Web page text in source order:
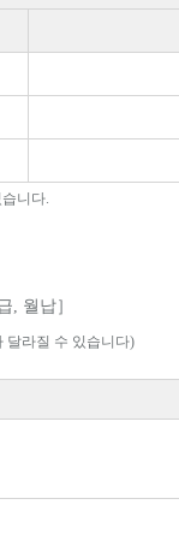
니다.
, 월납］
달라질 수 있습니다)